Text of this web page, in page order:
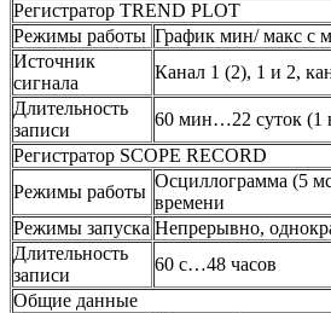
Регистратор TREND PLOT
Режимы работы График мин/ макс с
Источник
сигнала
Канал 1 (2), 1 и 2,
Длительность
записи
60 мин…22 суток (1
Регистратор SCOPE RECORD
Режимы работы
Осциллограмма (5
времени
Режимы запуска Непрерывно,
Длительность
записи
60 с…48 часов
Общие данные